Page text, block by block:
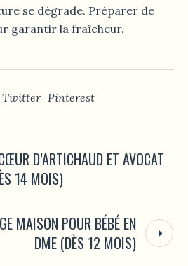
se dégrade. Préparer de
garantir la fraîcheur.
Twitter Pinterest
D’ARTICHAUD ET AVOCAT
14 MOIS)
MAISON POUR BÉBÉ EN
DME (DÈS 12 MOIS)